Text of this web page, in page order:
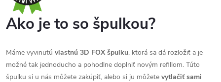
Ako je to so špulkou?
Máme vyvinutú vlastnú 3D FOX špulku, ktorá sa dá rozložiť a je
možné tak jednoducho a pohodlne doplniť novým refillom. Túto
špulku si u nás môžete zakúpiť, alebo si ju môžete vytlačiť sami